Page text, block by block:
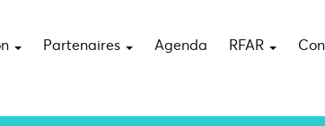
Partenaires Agenda RFAR